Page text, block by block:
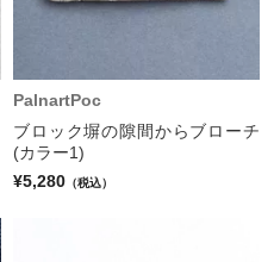
PalnartPoc
ブロック塀の隙間からブローチ
(カラー1)
¥5,280 （税込）